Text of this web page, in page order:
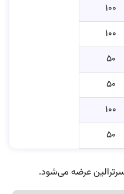
۱۰۰
۱۰۰
۵۰
۵۰
۱۰۰
۵۰
عرضه می‌شود.